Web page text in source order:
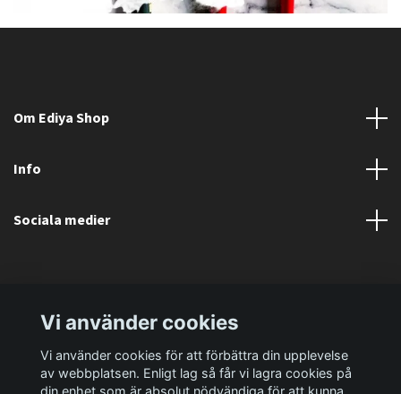
Om Ediya Shop
Info
Sociala medier
Vi använder cookies
Vi använder cookies för att förbättra din upplevelse
av webbplatsen. Enligt lag så får vi lagra cookies på
din enhet som är absolut nödvändiga för att kunna